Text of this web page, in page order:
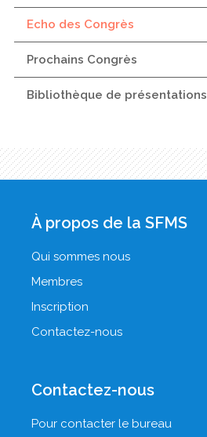
Echo des Congrès
Prochains Congrès
Bibliothèque de présentations
À propos de la SFMS
Qui sommes nous
Membres
Inscription
Contactez-nous
Contactez-nous
Pour contacter le bureau